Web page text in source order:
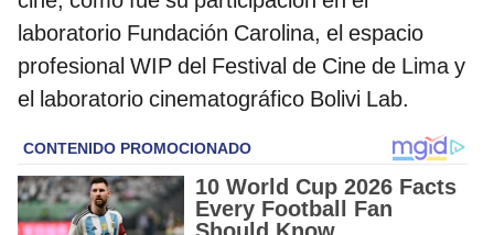
laboratorio Fundación Carolina, el espacio
profesional WIP del Festival de Cine de Lima y
el laboratorio cinematográfico Bolivi Lab.